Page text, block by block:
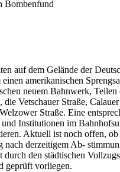
auf dem Gelände der
amerikanischen
neuem Bahnwerk,
Vetschauer Straße,
Straße. Eine
Institutionen im
Aktuell ist noch offen,
derzeitigem Ab-
den städtischen
geprüft vorliegen.